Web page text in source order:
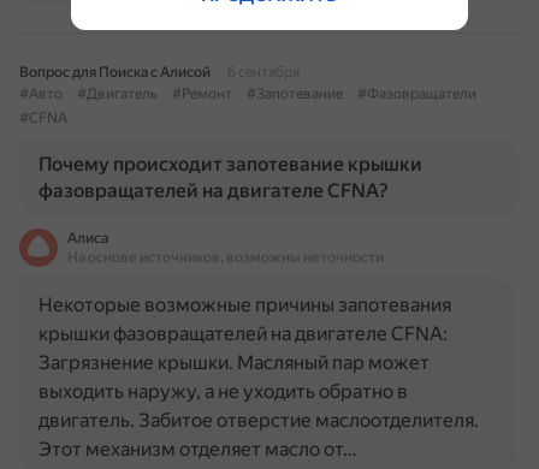
Вопрос для Поиска с Алисой
6 сентября
#Авто
#Двигатель #Ремонт #Запотевание
#Фазовращатели
#CFNA
Почему происходит запотевание крышки
фазовращателей на двигателе CFNA?
Алиса
На основе источников, возможны неточности
Некоторые возможные причины запотевания
крышки фазовращателей на двигателе CFNA:
Загрязнение крышки. Масляный пар может
выходить наружу, а не уходить обратно в
двигатель. Забитое отверстие маслоотделителя.
Этот механизм отделяет масло от…